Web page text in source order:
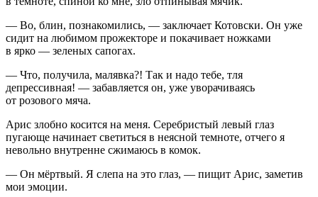
— Во, блин, познакомились, — заключает Котовски. Он уже
сидит на любимом прожекторе и покачивает ножками
в ярко — зеленых сапогах.
— Что, получила, малявка?! Так и надо тебе, тля
депрессивная! — забавляется он, уже уворачиваясь
от розового мяча.
Арис злобно косится на меня. Серебристый левый глаз
пугающе начинает светиться в неясной темноте, отчего я
невольно внутренне сжимаюсь в комок.
— Он мёртвый. Я слепа на это глаз, — пищит Арис, заметив
мои эмоции.